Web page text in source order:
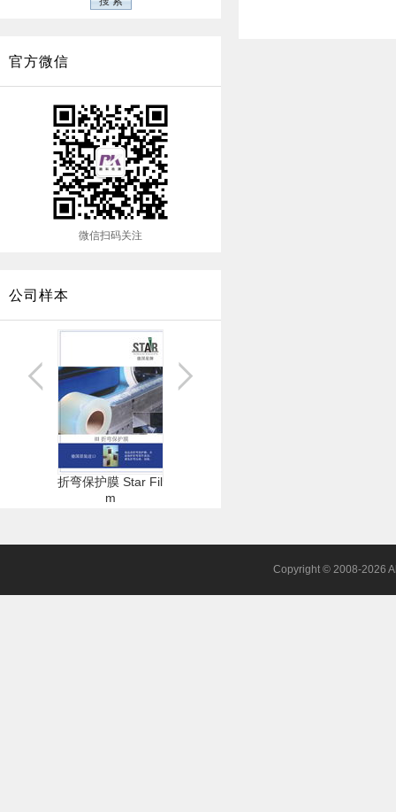
官方微信
微信扫码关注
公司样本
折弯保护膜 Star Fil
m
Copyright © 2008-2026